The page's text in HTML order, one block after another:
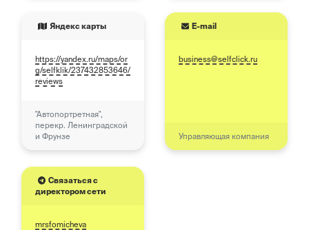
Яндекс карты
https://yandex.ru/maps/or
g/selfklik/237432853646/
reviews
"Автопортретная",
перекр. Ленинградской
и Фрунзе
E-mail
business@selfclick.ru
Управляющая компания
Связаться с
директором сети
mrsfomicheva